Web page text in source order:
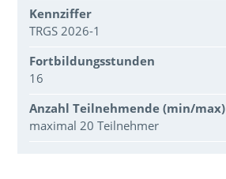
Kennziffer
TRGS 2026-1
Fortbildungsstunden
16
Anzahl Teilnehmende (min/max)
maximal 20 Teilnehmer